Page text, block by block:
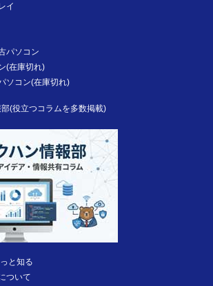
イ
パソコン
(在庫切れ)
ソコン(在庫切れ)
(役立つコラムを多数掲載)
と知る
ついて